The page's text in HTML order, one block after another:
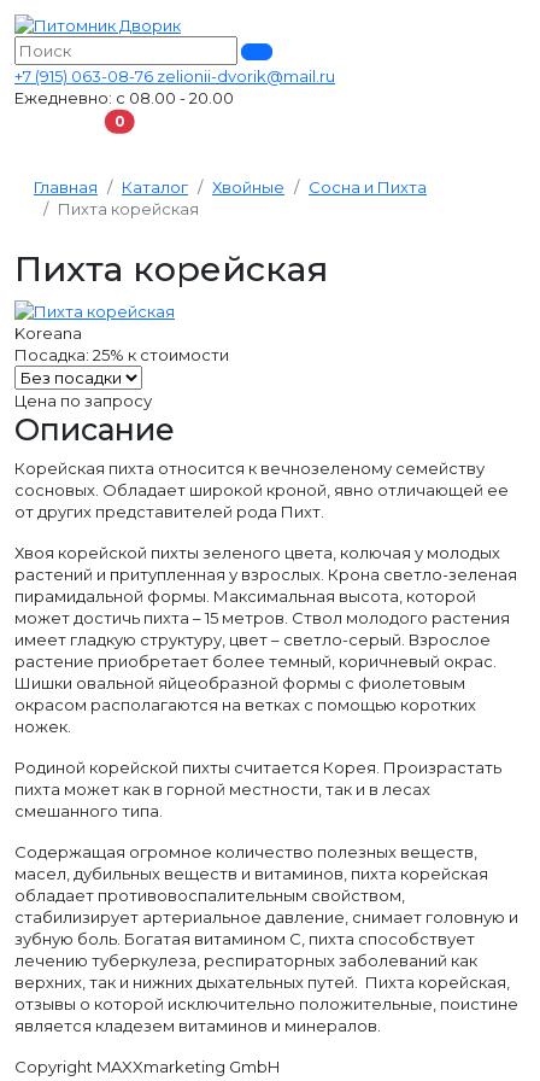
+7 (915) 063-08-76 zelionii-dvorik@mail.ru
Ежедневно: с 08.00 - 20.00
0В корзину
Главная Каталог Хвойные
Сосна и Пихта
Пихта корейская
Пихта корейская
Koreana
Посадка: 25% к стоимости
Цена по запросу
Описание
Корейская пихта относится к вечнозеленому семейству
сосновых. Обладает широкой кроной, явно отличающей ее
от других представителей рода Пихт.
Хвоя корейской пихты зеленого цвета, колючая у молодых
растений и притупленная у взрослых. Крона светло-зеленая
пирамидальной формы. Максимальная высота, которой
может достичь пихта – 15 метров. Ствол молодого растения
имеет гладкую структуру, цвет – светло-серый. Взрослое
растение приобретает более темный, коричневый окрас.
Шишки овальной яйцеобразной формы с фиолетовым
окрасом располагаются на ветках с помощью коротких
ножек.
Родиной корейской пихты считается Корея. Произрастать
пихта может как в горной местности, так и в лесах
смешанного типа.
Содержащая огромное количество полезных веществ,
масел, дубильных веществ и витаминов, пихта корейская
обладает противовоспалительным свойством,
стабилизирует артериальное давление, снимает головную и
зубную боль. Богатая витамином С, пихта способствует
лечению туберкулеза, респираторных заболеваний как
верхних, так и нижних дыхательных путей. Пихта корейская,
отзывы о которой исключительно положительные, поистине
является кладезем витаминов и минералов.
Copyright MAXXmarketing GmbH